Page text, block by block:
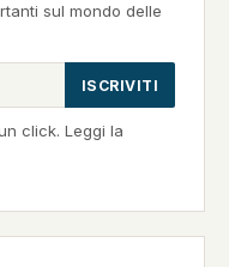
sul mondo delle
ISCRIVITI
click. Leggi la